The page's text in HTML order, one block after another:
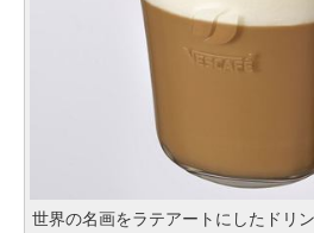
世界の名画をラテアートにしたドリ